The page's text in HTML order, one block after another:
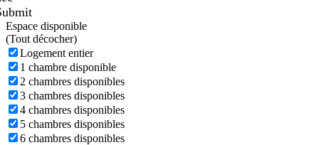
Espace disponible
(Tout décocher)
Logement entier
1 chambre disponible
2 chambres disponibles
3 chambres disponibles
4 chambres disponibles
5 chambres disponibles
6 chambres disponibles